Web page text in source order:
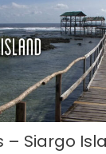
– Siargo